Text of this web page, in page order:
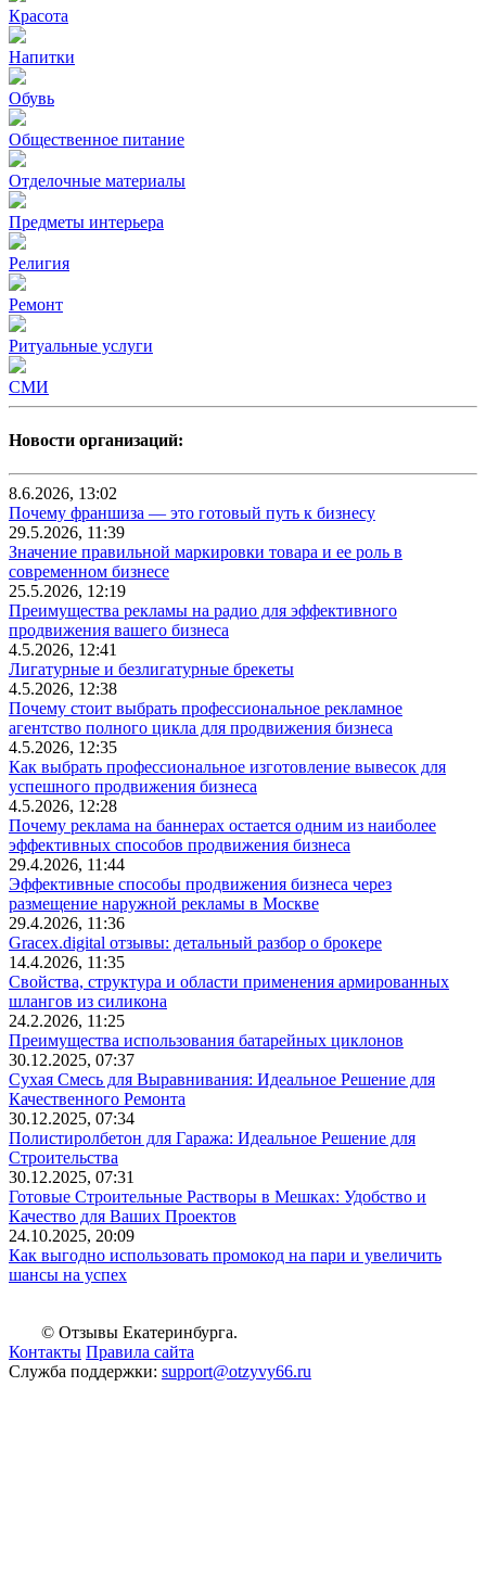
Красота
Напитки
Обувь
Общественное питание
Отделочные материалы
Предметы интерьера
Религия
Ремонт
Ритуальные услуги
СМИ
Новости организаций:
8.6.2026, 13:02
Почему франшиза — это готовый путь к бизнесу
29.5.2026, 11:39
Значение правильной маркировки товара и ее роль в
современном бизнесе
25.5.2026, 12:19
Преимущества рекламы на радио для эффективного
продвижения вашего бизнеса
4.5.2026, 12:41
Лигатурные и безлигатурные брекеты
4.5.2026, 12:38
Почему стоит выбрать профессиональное рекламное
агентство полного цикла для продвижения бизнеса
4.5.2026, 12:35
Как выбрать профессиональное изготовление вывесок для
успешного продвижения бизнеса
4.5.2026, 12:28
Почему реклама на баннерах остается одним из наиболее
эффективных способов продвижения бизнеса
29.4.2026, 11:44
Эффективные способы продвижения бизнеса через
размещение наружной рекламы в Москве
29.4.2026, 11:36
Gracex.digital отзывы: детальный разбор о брокере
14.4.2026, 11:35
Свойства, структура и области применения армированных
шлангов из силикона
24.2.2026, 11:25
Преимущества использования батарейных циклонов
30.12.2025, 07:37
Сухая Смесь для Выравнивания: Идеальное Решение для
Качественного Ремонта
30.12.2025, 07:34
Полистиролбетон для Гаража: Идеальное Решение для
Строительства
30.12.2025, 07:31
Готовые Строительные Растворы в Мешках: Удобство и
Качество для Ваших Проектов
24.10.2025, 20:09
Как выгодно использовать промокод на пари и увеличить
шансы на успех
© Отзывы Екатеринбурга.
Контакты Правила сайта
Служба поддержки: support@otzyvy66.ru